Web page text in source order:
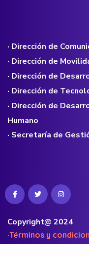
· Dirección de
· Dirección de
· Dirección de
· Dirección de
· Dirección de
Humano
· Secretaría de
Copyright@ 2024
·Términos y